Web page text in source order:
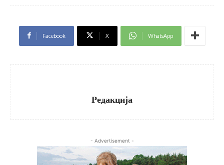
Facebook X WhatsApp
Редакција
- Advertisement -